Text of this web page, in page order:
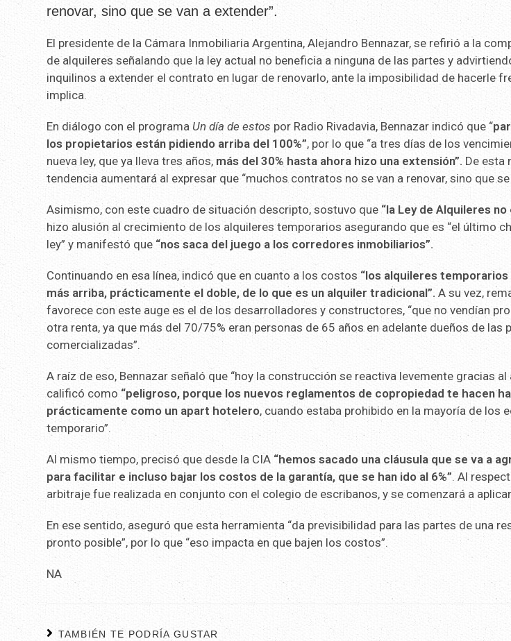
renovar, sino que se van a extender”.
El presidente de la Cámara Inmobiliaria Argentina, Alejandro Bennazar, se refirió a la
de alquileres señalando que la ley actual no beneficia a ninguna de las partes y
inquilinos a extender el contrato en lugar de renovarlo, ante la imposibilidad de hacerle
implica.
En diálogo con el programa Un día de estos por Radio Rivadavia, Bennazar indicó que “
los propietarios están pidiendo arriba del 100%”, por lo que “a tres días de los
nueva ley, que ya lleva tres años, más del 30% hasta ahora hizo una extensión”. De esta
tendencia aumentará al expresar que “muchos contratos no se van a renovar, sino que se
Asimismo, con este cuadro de situación descripto, sostuvo que“la Ley de Alquileres
hizo alusión al crecimiento de los alquileres temporarios asegurando que es “el último
ley” y manifestó que “nos saca del juego a los corredores inmobiliarios”.
Continuando en esa línea, indicó que en cuanto a los costos “los alquileres
más arriba, prácticamente el doble, de lo que es un alquiler tradicional”. A su vez,
favorece con este auge es el de los desarrolladores y constructores, “que no vendían
otra renta, ya que más del 70/75% eran personas de 65 años en adelante dueños de las
comercializadas”.
A raíz de eso, Bennazar señaló que “hoy la construcción se reactiva levemente gracias
calificó como “peligroso, porque los nuevos reglamentos de copropiedad te hacen
prácticamente como un apart hotelero, cuando estaba prohibido en la mayoría de los
temporario”.
Al mismo tiempo, precisó que desde la CIA “hemos sacado una cláusula que se va a
para facilitar e incluso bajar los costos de la garantía, que se han ido al 6%”. Al
arbitraje fue realizada en conjunto con el colegio de escribanos, y se comenzará a
En ese sentido, aseguró que esta herramienta “da previsibilidad para las partes de una
pronto posible”, por lo que “eso impacta en que bajen los costos”.
NA
TAMBIÉN TE PODRÍA GUSTAR